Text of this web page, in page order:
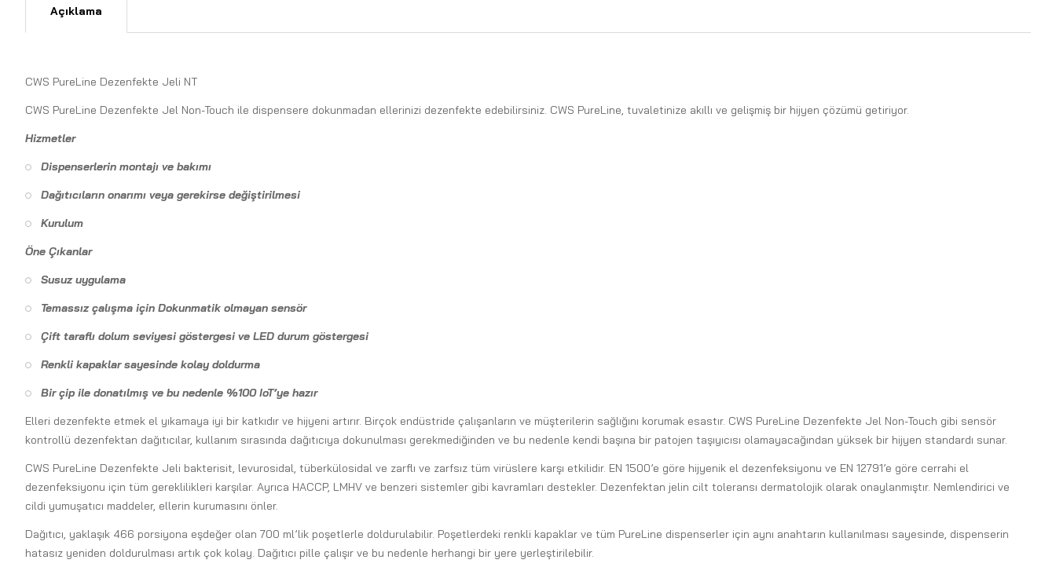
Açıklama
CWS PureLine Dezenfekte Jeli NT
CWS PureLine Dezenfekte Jel Non-Touch ile dispensere dokunmadan ellerinizi dezenfekte edebilirsiniz. CWS PureLine, tuvaletinize akıllı ve gelişmiş bir hijyen çözümü getiriyor.
Hizmetler
Dispenserlerin montajı ve bakımı
Dağıtıcıların onarımı veya gerekirse değiştirilmesi
Kurulum
Öne Çıkanlar
Susuz uygulama
Temassız çalışma için Dokunmatik olmayan sensör
Çift taraflı dolum seviyesi göstergesi ve LED durum göstergesi
Renkli kapaklar sayesinde kolay doldurma
Bir çip ile donatılmış ve bu nedenle %100 IoT’ye hazır
Elleri dezenfekte etmek el yıkamaya iyi bir katkıdır ve hijyeni artırır. Birçok endüstride çalışanların ve müşterilerin sağlığını korumak esastır. CWS PureLine Dezenfekte Jel Non-Touch gibi sensör
kontrollü dezenfektan dağıtıcılar, kullanım sırasında dağıtıcıya dokunulması gerekmediğinden ve bu nedenle kendi başına bir patojen taşıyıcısı olamayacağından yüksek bir hijyen standardı sunar.
CWS PureLine Dezenfekte Jeli bakterisit, levurosidal, tüberkülosidal ve zarflı ve zarfsız tüm virüslere karşı etkilidir. EN 1500’e göre hijyenik el dezenfeksiyonu ve EN 12791’e göre cerrahi el
dezenfeksiyonu için tüm gereklilikleri karşılar. Ayrıca HACCP, LMHV ve benzeri sistemler gibi kavramları destekler. Dezenfektan jelin cilt toleransı dermatolojik olarak onaylanmıştır. Nemlendirici ve
cildi yumuşatıcı maddeler, ellerin kurumasını önler.
Dağıtıcı, yaklaşık 466 porsiyona eşdeğer olan 700 ml’lik poşetlerle doldurulabilir. Poşetlerdeki renkli kapaklar ve tüm PureLine dispenserler için aynı anahtarın kullanılması sayesinde, dispenserin
hatasız yeniden doldurulması artık çok kolay. Dağıtıcı pille çalışır ve bu nedenle herhangi bir yere yerleştirilebilir.